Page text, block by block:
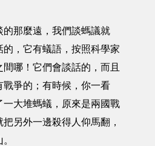
那麼遠，我們談螞議就
，它有蟻語，按照科學家
哪！它們會談話的，而且
爭的；有時候，你一看
一大堆螞蟻，原來是兩國戰
另外一邊殺得人仰馬翻，